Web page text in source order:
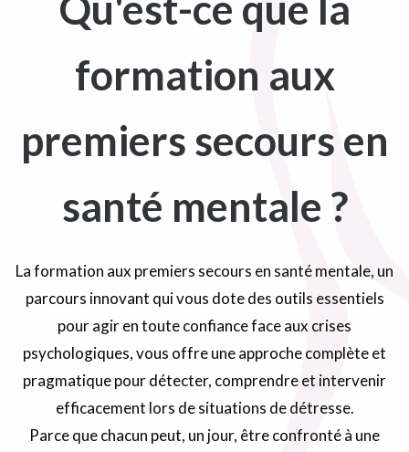
formation aux
premiers secours en
santé mentale ?
La formation aux premiers secours en santé mentale, un
parcours innovant qui vous dote des outils essentiels
pour agir en toute confiance face aux crises
psychologiques, vous offre une approche complète et
pragmatique pour détecter, comprendre et intervenir
efficacement lors de situations de détresse.
Parce que chacun peut, un jour, être confronté à une